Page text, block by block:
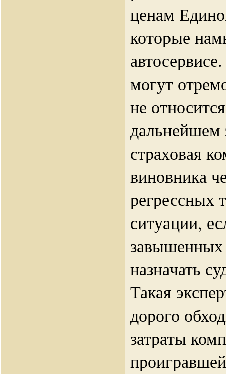
ценам
которые
могут
не
дальнейшем
страховая
виновника
регрессных
ситуации,
завышенных
назначать
Такая
дорого
затраты